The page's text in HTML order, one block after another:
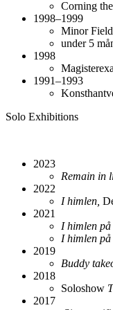
Corning
1998–1999
Minor
under 5
1998
1991–1993
Solo Exhibitions
2023
Remain in
2022
I himlen,
2021
I himlen
I himlen
2019
Buddy
2018
Soloshow
2017